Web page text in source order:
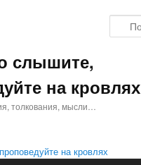
слышите,
на кровлях
толкования, мысли…